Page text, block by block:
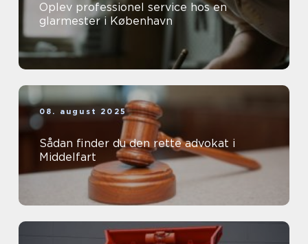
Oplev professionel service hos en
glarmester i København
08. august 2025
Sådan finder du den rette advokat i
Middelfart